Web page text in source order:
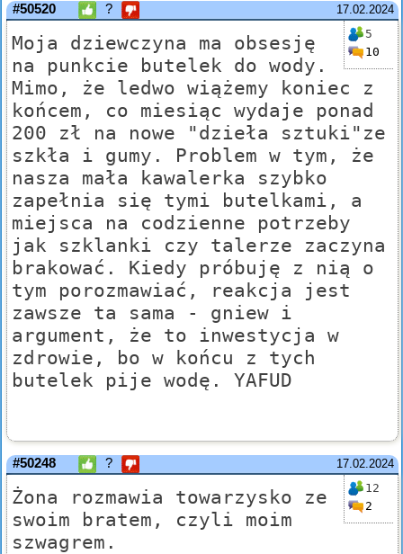
17.02.2024
#50520 ?
5
10
Moja dziewczyna ma obsesję
na punkcie butelek do wody.
Mimo, że ledwo wiążemy koniec z
końcem, co miesiąc wydaje ponad
200 zł na nowe "dzieła sztuki"ze
szkła i gumy. Problem w tym, że
nasza mała kawalerka szybko
zapełnia się tymi butelkami, a
miejsca na codzienne potrzeby
jak szklanki czy talerze zaczyna
brakować. Kiedy próbuję z nią o
tym porozmawiać, reakcja jest
zawsze ta sama - gniew i
argument, że to inwestycja w
zdrowie, bo w końcu z tych
butelek pije wodę. YAFUD
17.02.2024
#50248 ?
12
2
Żona rozmawia towarzysko ze
swoim bratem, czyli moim
szwagrem.